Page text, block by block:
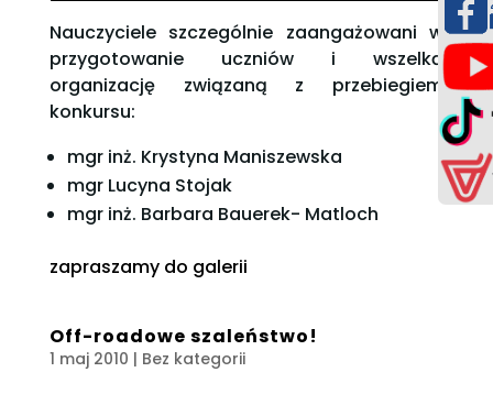
Nauczyciele szczególnie zaangażowani w
przygotowanie uczniów i wszelką
organizację związaną z przebiegiem
konkursu:
mgr inż. Krystyna Maniszewska
mgr Lucyna Stojak
mgr inż. Barbara Bauerek- Matloch
zapraszamy do galerii
Off-roadowe szaleństwo!
1 maj 2010 | Bez kategorii